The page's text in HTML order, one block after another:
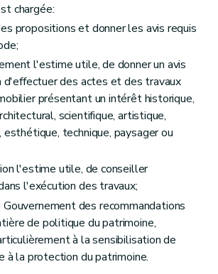
514/6
514/7
514/8
5
514/9
514/10
514/11
514/12
514/13
514/14
514/17
514/18
514/19
514/20
514/21
IV De la procédure d'autorisation de procéder à des sondages ou à des fouilles archéologiques
première Du délégué du Gouvernement
515
chargée:
propositions et donner les avis requis
l'estime utile, de donner un avis
d'effectuer des actes et des travaux
présentant un intérêt historique,
scientifique, artistique,
esthétique, technique, paysager ou
l'estime utile, de conseiller
l'exécution des travaux;
des recommandations
de politique du patrimoine,
à la sensibilisation de
à la protection du patrimoine.